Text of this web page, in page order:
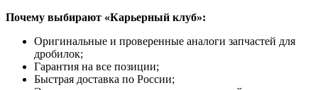
Почему выбирают «Карьерный клуб»:
Оригинальные и проверенные аналоги запчастей для
дробилок;
Гарантия на все позиции;
Быстрая доставка по России;